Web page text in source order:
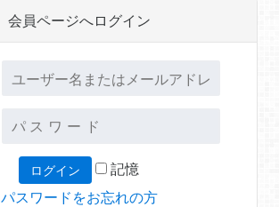
会員ページへログイン
記憶
パスワードをお忘れの方